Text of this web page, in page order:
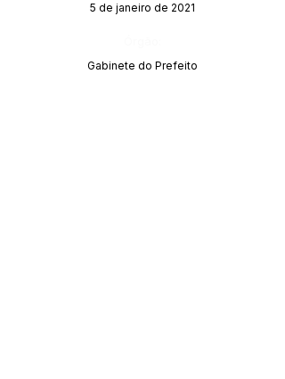
5 de janeiro de 2021
Gabinete do Prefeito